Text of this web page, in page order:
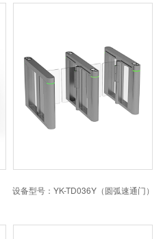
设备型号：YK-TD036Y（圆弧速通门）